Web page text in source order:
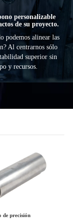
personalizable
de su proyecto.
podemos alinear las
Al centrarnos sólo
superior sin
y recursos.
de precisión